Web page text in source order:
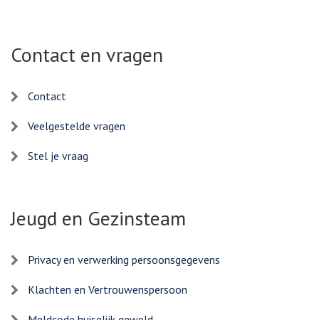
Contact en vragen
Contact
Veelgestelde vragen
Stel je vraag
Jeugd en Gezinsteam
Privacy en verwerking persoonsgegevens
Klachten en Vertrouwenspersoon